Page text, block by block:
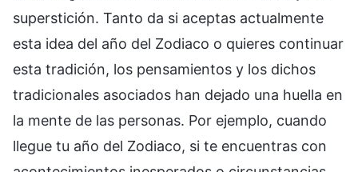
superstición. Tanto da si aceptas actualmente
esta idea del año del Zodiaco o quieres continuar
esta tradición, los pensamientos y los dichos
tradicionales asociados han dejado una huella en
la mente de las personas. Por ejemplo, cuando
llegue tu año del Zodiaco, si te encuentras con